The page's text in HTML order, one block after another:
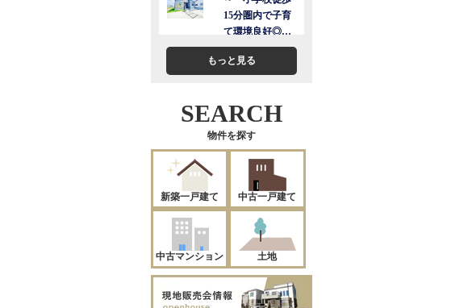
もっと見る
SEARCH
物件を探す
新築一戸建て 中古一戸建て
中古マンション 土地